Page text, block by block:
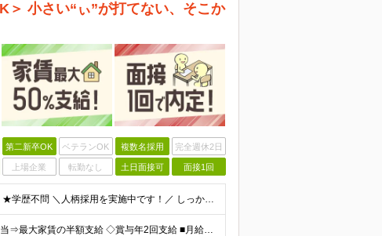
＞ 小さい“ぃ”が打てない、そこか
第二新卒OK ベテランOK 複数名採用 完全週休2日
上場企業 転勤なし 土日面接可 面接1回
★未経験・フリーター歓迎 ★正社員デビューOK ★学歴不問 ＼人柄採用を実施中です！／ しっかりと研修できる体制が整っているので、 スキルや経歴は重視していません。 あなたのお人柄や熱意で、選考を行
◇平均月収29万6,400円(各種手当含む) ◇住宅手当⇒最大家賃の半額支給 ◇賞与年2回支給 ■月給22万5,000円以上＋地域手当＋時間外手当＋住宅手当＋家族手当 ※経験やスキルに応じて給与を